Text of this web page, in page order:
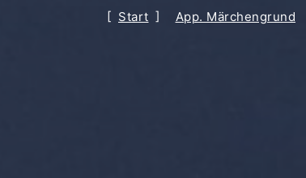
Start App. Märchengrund